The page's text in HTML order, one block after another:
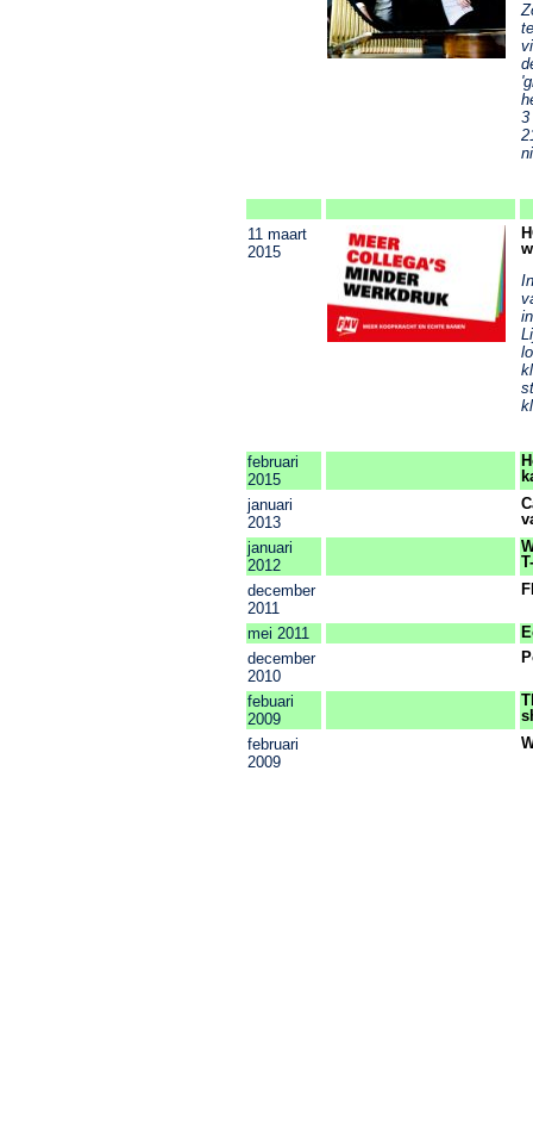
3
11 maart
2015
februari
2015
januari
2013
januari
2012
december
2011
mei 2011
december
2010
febuari
2009
februari
2009